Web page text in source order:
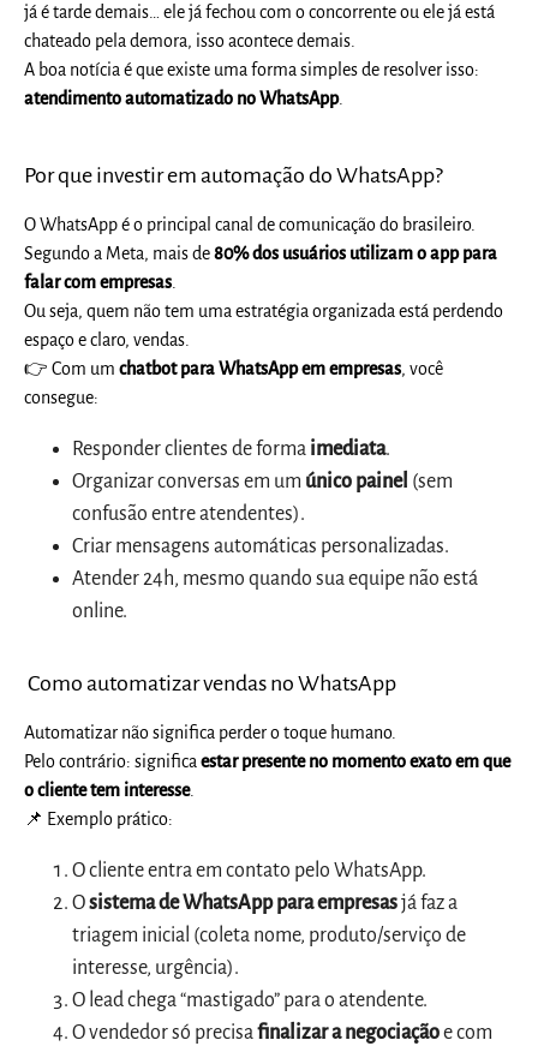
já é tarde demais… ele já fechou com o concorrente ou ele já está
chateado pela demora, isso acontece demais.
A boa notícia é que existe uma forma simples de resolver isso:
atendimento automatizado no WhatsApp.
Por que investir em automação do WhatsApp?
O WhatsApp é o principal canal de comunicação do brasileiro.
Segundo a Meta, mais de80% dos usuários utilizam o app para
falar com empresas
Ou seja, quem não tem uma estratégia organizada está perdendo
espaço e claro, vendas.
👉 Com umchatbot para WhatsApp em empresas, você
consegue:
Responder clientes de forma imediata.
Organizar conversas em um único painel (sem
confusão entre atendentes).
Criar mensagens automáticas personalizadas.
Atender 24h, mesmo quando sua equipe não está
online.
Como automatizar vendas no WhatsApp
Automatizar não significa perder o toque humano.
Pelo contrário: significaestar presente no momento exato em que
o cliente tem interesse.
📌 Exemplo prático:
O cliente entra em contato pelo WhatsApp.
Osistema de WhatsApp para empresasjá faz a
triagem inicial (coleta nome, produto/serviço de
interesse, urgência).
O lead chega “mastigado” para o atendente.
O vendedor só precisafinalizar a negociaçãoe com